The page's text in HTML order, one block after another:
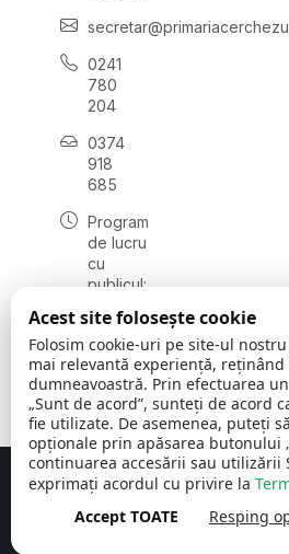
0241
780
204
0374
918
685
Program
de lucru
cu
publicul:
08:00 -
16:30
, vineri:
08:00 -
14:00
Comuna Cerchezu © 2026Toate
Concept realizat de Big Media
Acest site folosește cookie
Folosim cookie-uri pe site-ul
mai relevantă experiență,
dumneavoastră. Prin efectuarea
„Sunt de acord”, sunteți de acord
fie utilizate. De asemenea, puteți
opționale prin apăsarea butonului
continuarea accesării sau utilizării
exprimați acordul cu privire la
Accept TOATE
Resping